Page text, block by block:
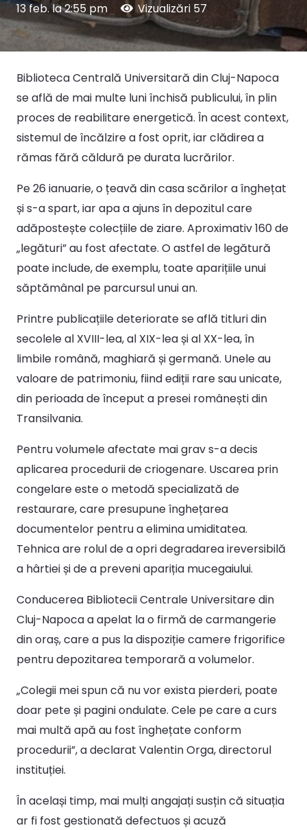
13 feb. la 2:55 pm Vizualizări 57
Biblioteca Centrală Universitară din Cluj-Napoca
se află de mai multe luni închisă publicului, în plin
proces de reabilitare energetică. În acest context,
sistemul de încălzire a fost oprit, iar clădirea a
rămas fără căldură pe durata lucrărilor.
Pe 26 ianuarie, o țeavă din casa scărilor a înghețat
și s-a spart, iar apa a ajuns în depozitul care
adăpostește colecțiile de ziare. Aproximativ 160 de
„legături” au fost afectate. O astfel de legătură
poate include, de exemplu, toate aparițiile unui
săptămânal pe parcursul unui an.
Printre publicațiile deteriorate se află titluri din
secolele al XVIII-lea, al XIX-lea și al XX-lea, în
limbile română, maghiară și germană. Unele au
valoare de patrimoniu, fiind ediții rare sau unicate,
din perioada de început a presei românești din
Transilvania.
Pentru volumele afectate mai grav s-a decis
aplicarea procedurii de criogenare. Uscarea prin
congelare este o metodă specializată de
restaurare, care presupune înghețarea
documentelor pentru a elimina umiditatea.
Tehnica are rolul de a opri degradarea ireversibilă
a hârtiei și de a preveni apariția mucegaiului.
Conducerea Bibliotecii Centrale Universitare din
Cluj-Napoca a apelat la o firmă de carmangerie
din oraș, care a pus la dispoziție camere frigorifice
pentru depozitarea temporară a volumelor.
„Colegii mei spun că nu vor exista pierderi, poate
doar pete și pagini ondulate. Cele pe care a curs
mai multă apă au fost înghețate conform
procedurii”, a declarat Valentin Orga, directorul
instituției.
În același timp, mai mulți angajați susțin că situația
ar fi fost gestionată defectuos și acuză